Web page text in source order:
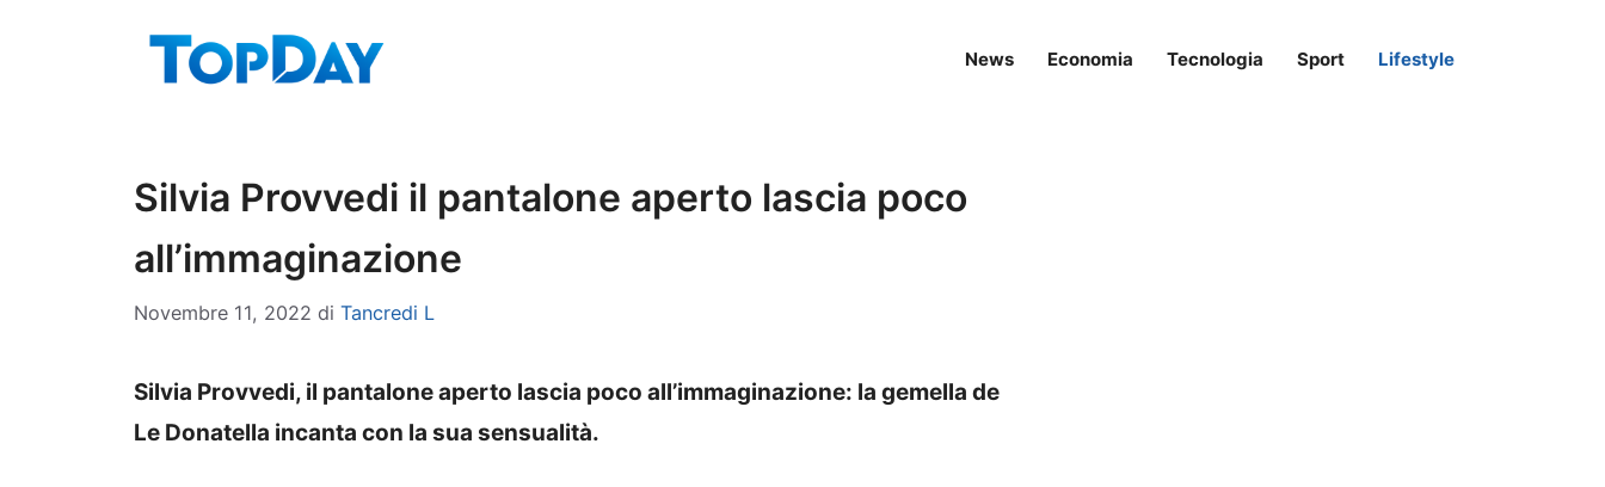
News Economia Tecnologia Sport Lifestyle
Silvia Provvedi il pantalone aperto lascia poco
all’immaginazione
Novembre 11, 2022 di Tancredi L
Silvia Provvedi, il pantalone aperto lascia poco all’immaginazione: la gemella de
Le Donatella incanta con la sua sensualità.